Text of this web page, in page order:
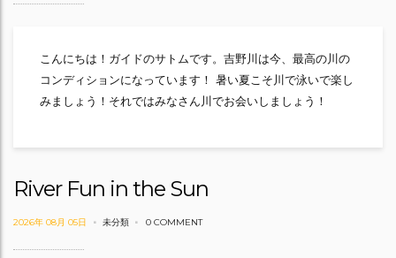
こんにちは！ガイドのサトムです。吉野川は今、最高の川の
コンディションになっています！ 暑い夏こそ川で泳いで楽し
みましょう！それではみなさん川でお会いしましょう！
River Fun in the Sun
2026年 08月 05日 未分類 0 COMMENT